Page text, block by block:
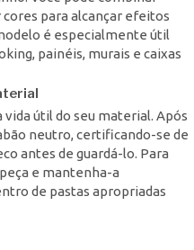
para alcançar efeitos
é especialmente útil
painéis, murais e caixas
útil do seu material. Após
neutro, certificando-se de
antes de guardá-lo. Para
e mantenha-a
de pastas apropriadas